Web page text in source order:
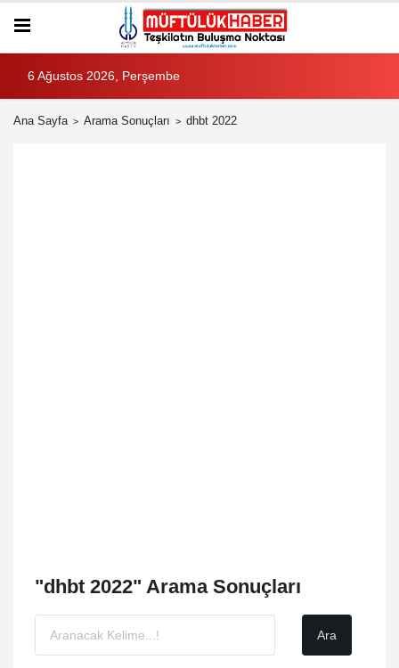
6 Ağustos 2026, Perşembe
Ana Sayfa Arama Sonuçları dhbt 2022
"dhbt 2022" Arama Sonuçları